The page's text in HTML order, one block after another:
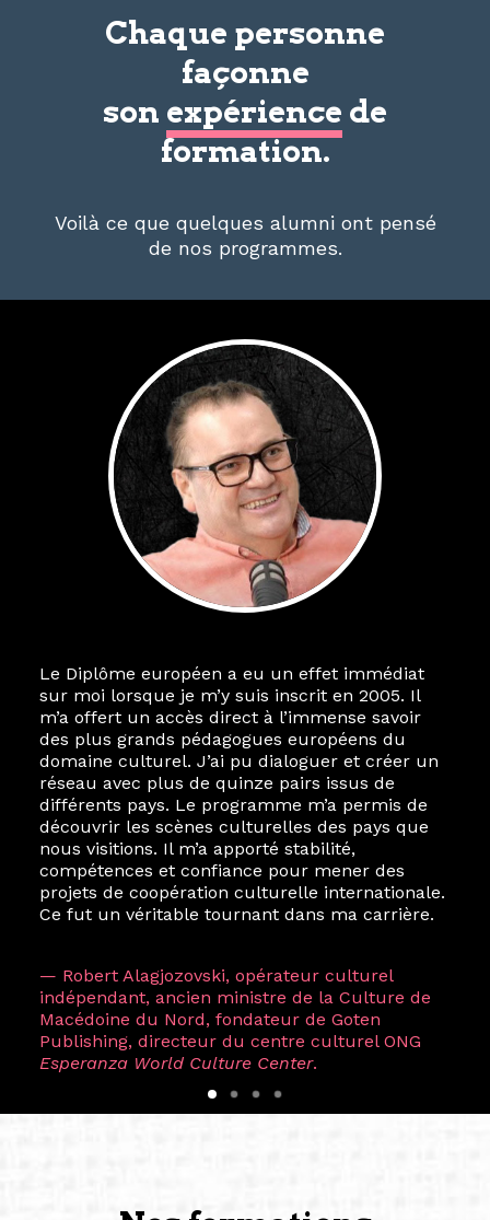
Chaque personne
façonne
son expérience de
formation.
Voilà ce que quelques alumni ont pensé
de nos programmes.
Le Diplôme européen a eu un effet immédiat
sur moi lorsque je m’y suis inscrit en 2005. Il
m’a offert un accès direct à l’immense savoir
des plus grands pédagogues européens du
domaine culturel. J’ai pu dialoguer et créer un
réseau avec plus de quinze pairs issus de
différents pays. Le programme m’a permis de
découvrir les scènes culturelles des pays que
nous visitions. Il m’a apporté stabilité,
compétences et confiance pour mener des
projets de coopération culturelle internationale.
Ce fut un véritable tournant dans ma carrière.
— Robert Alagjozovski, opérateur culturel
indépendant, ancien ministre de la Culture de
Macédoine du Nord, fondateur de Goten
Publishing, directeur du centre culturel ONG
Esperanza World Culture Center.